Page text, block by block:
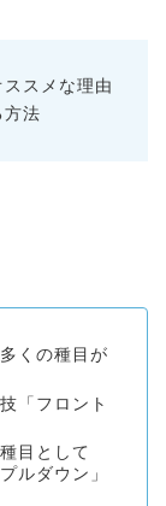
スメな理由
方法
くの種目が
「フロント
目として
ルダウン」